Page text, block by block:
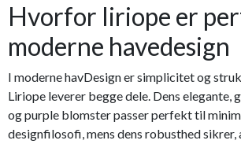
Hvorfor liriope er
moderne havedesign
I moderne havDesign er simplicitet og
Liriope leverer begge dele. Dens
og purple blomster passer perfekt til
designfilosofi, mens dens robusthed sikrer,